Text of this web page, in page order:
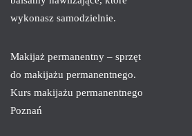
wykonasz samodzielnie.
Makijaż permanentny – sprzęt
do makijażu permanentnego.
Kurs makijażu permanentnego
Poznań